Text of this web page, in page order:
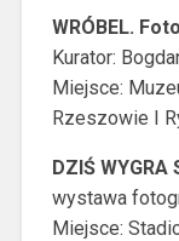
WRÓBEL.
Kurator:
Miejsce:
Rzeszowie I
DZIŚ WYGRA
wystawa
Miejsce: